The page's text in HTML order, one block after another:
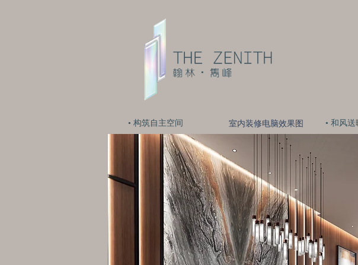
• 构筑自主空间 室内装修电脑效果图 • 和风送